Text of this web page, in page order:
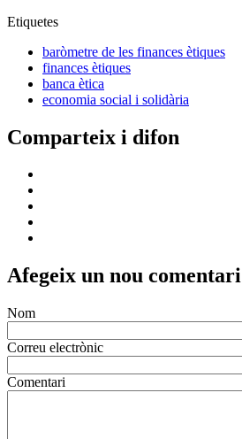
Etiquetes
baròmetre de les finances ètiques
finances ètiques
banca ètica
economia social i solidària
Comparteix i difon
Afegeix un nou comentari
Nom
Correu electrònic
Comentari